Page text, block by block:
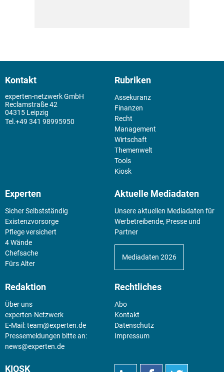
Kontakt
experten-netzwerk GmbH
Reclamstraße 42
04315 Leipzig
+49 341 98995950
Rubriken
Assekuranz
Finanzen
Recht
Management
Wirtschaft
Themenwelt
Tools
Kiosk
Experten
Sicher Selbstständig
Existenz­vorsorge
Pflege versichert
4 Wände
Chefsache
Fürs Alter
Aktuelle Mediadaten
Unsere aktuellen Mediadaten für
Werbetreibende, Presse und
Partner
Mediadaten 2026
Redaktion
Über uns
experten-Netzwerk
E-Mail:team@experten.de
Pressemeldungen bitte an:
news@experten.de
Rechtliches
Abo
Kontakt
Datenschutz
Impressum
KIOSK